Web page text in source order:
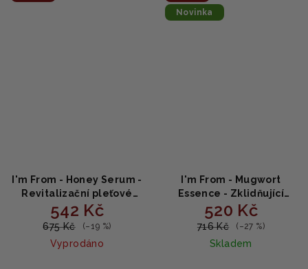
I'm From - Honey Serum -
Revitalizační pleťové
sérum s medem 30ml
542 Kč
675 Kč (–19 %)
Vyprodáno
Novinka
I'm From - Mugwort
Essence - Zklidňující
pelyňková esence 150ml
520 Kč
716 Kč (–27 %)
Skladem